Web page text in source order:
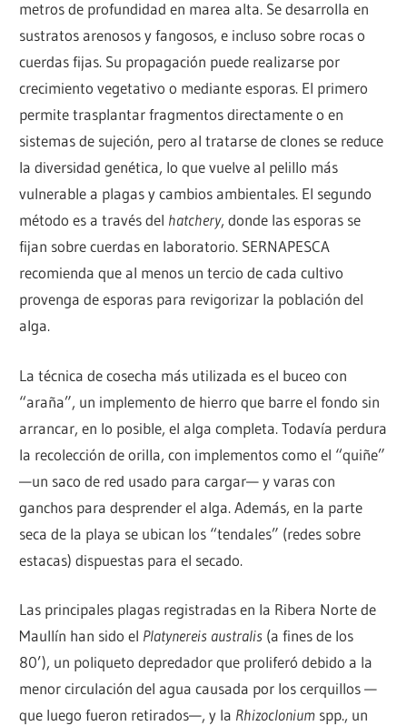
metros de profundidad en marea alta. Se desarrolla en
sustratos arenosos y fangosos, e incluso sobre rocas o
cuerdas fijas. Su propagación puede realizarse por
crecimiento vegetativo o mediante esporas. El primero
permite trasplantar fragmentos directamente o en
sistemas de sujeción, pero al tratarse de clones se reduce
la diversidad genética, lo que vuelve al pelillo más
vulnerable a plagas y cambios ambientales. El segundo
método es a través del hatchery, donde las esporas se
fijan sobre cuerdas en laboratorio. SERNAPESCA
recomienda que al menos un tercio de cada cultivo
provenga de esporas para revigorizar la población del
alga.
La técnica de cosecha más utilizada es el buceo con
“araña”, un implemento de hierro que barre el fondo sin
arrancar, en lo posible, el alga completa. Todavía perdura
la recolección de orilla, con implementos como el “quiñe”
—un saco de red usado para cargar— y varas con
ganchos para desprender el alga. Además, en la parte
seca de la playa se ubican los “tendales” (redes sobre
estacas) dispuestas para el secado.
Las principales plagas registradas en la Ribera Norte de
Maullín han sido el Platynereis australis (a fines de los
80’), un poliqueto depredador que proliferó debido a la
menor circulación del agua causada por los cerquillos —
que luego fueron retirados—, y la Rhizoclonium spp., un